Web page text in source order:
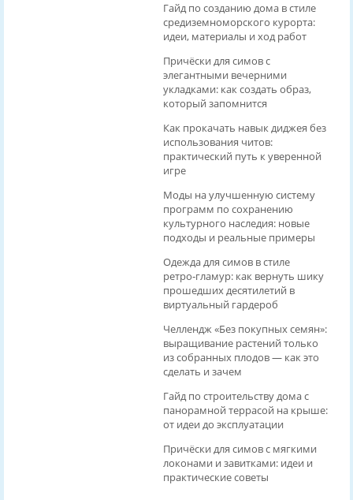
Гайд по созданию дома в стиле
средиземноморского курорта:
идеи, материалы и ход работ
Причёски для симов с
элегантными вечерними
укладками: как создать образ,
который запомнится
Как прокачать навык диджея без
использования читов:
практический путь к уверенной
игре
Моды на улучшенную систему
программ по сохранению
культурного наследия: новые
подходы и реальные примеры
Одежда для симов в стиле
ретро‑гламур: как вернуть шику
прошедших десятилетий в
виртуальный гардероб
Челлендж «Без покупных семян»:
выращивание растений только
из собранных плодов — как это
сделать и зачем
Гайд по строительству дома с
панорамной террасой на крыше:
от идеи до эксплуатации
Причёски для симов с мягкими
локонами и завитками: идеи и
практические советы